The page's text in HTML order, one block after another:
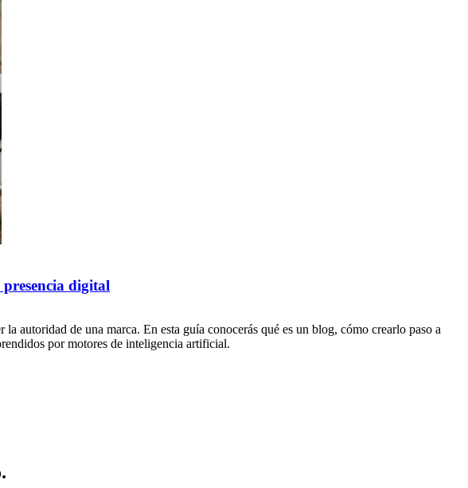
digital
autoridad de una marca. En esta guía conocerás qué es un blog, cómo crearlo paso a
por motores de inteligencia artificial.